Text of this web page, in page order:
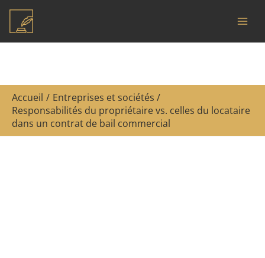
Aller
contenu
Accueil
Entreprises et sociétés
Responsabilités du propriétaire vs. celles du locataire
dans un contrat de bail commercial
R
e
c
e
r
c